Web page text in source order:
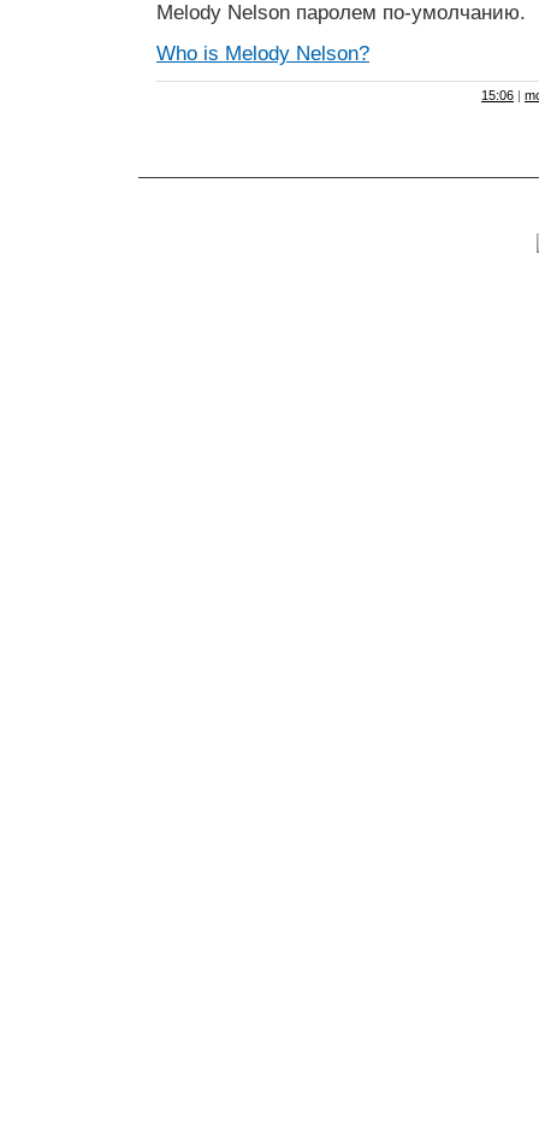
Melody Nelson паролем по-умолчанию.
Who is Melody Nelson?
15:06 |